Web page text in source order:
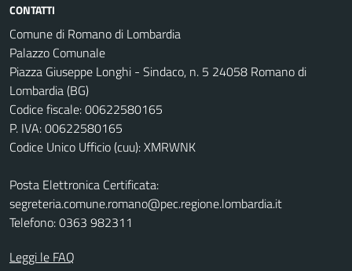
CONTATTI
Comune di Romano di Lombardia
Palazzo Comunale
Piazza Giuseppe Longhi - Sindaco, n. 5 24058 Romano di
Lombardia (BG)
Codice fiscale: 00622580165
P. IVA: 00622580165
Codice Unico Ufficio (cuu): XMRWNK
Posta Elettronica Certificata:
segreteria.comune.romano@pec.regione.lombardia.it
Telefono: 0363 982311
Leggi le FAQ